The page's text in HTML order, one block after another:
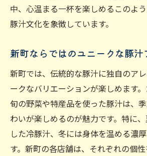
中、心温まる一杯を楽しめるこのよ
豚汁文化を象徴しています。
新町ならではのユニークな豚汁
新町では、伝統的な豚汁に独自のア
ークなバリエーションが楽しめます
旬の野菜や特産品を使った豚汁は、
わいが楽しめるのが魅力です。特に
した冷豚汁、冬には身体を温める濃
す。新町の各店舗は、それぞれの個